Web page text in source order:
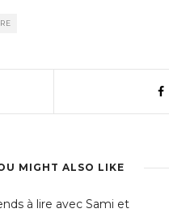
MIGHT ALSO LIKE
à lire avec Sami et